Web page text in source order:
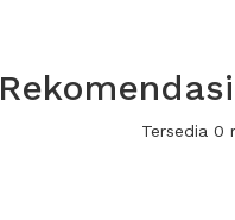
Tersedia 0